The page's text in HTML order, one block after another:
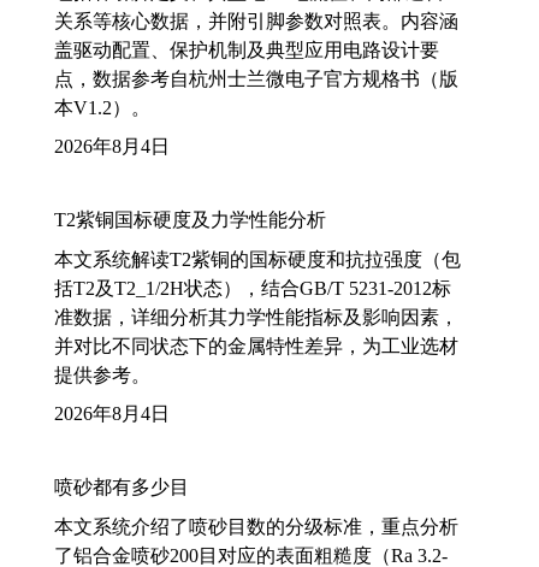
关系等核心数据，并附引脚参数对照表。内容涵
盖驱动配置、保护机制及典型应用电路设计要
点，数据参考自杭州士兰微电子官方规格书（版
本V1.2）。
2026年8月4日
T2紫铜国标硬度及力学性能分析
本文系统解读T2紫铜的国标硬度和抗拉强度（包
括T2及T2_1/2H状态），结合GB/T 5231-2012标
准数据，详细分析其力学性能指标及影响因素，
并对比不同状态下的金属特性差异，为工业选材
提供参考。
2026年8月4日
喷砂都有多少目
本文系统介绍了喷砂目数的分级标准，重点分析
了铝合金喷砂200目对应的表面粗糙度（Ra 3.2-